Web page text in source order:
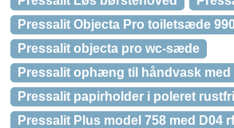
Pressalit Objecta Pro toiletsæde
Pressalit objecta pro wc-sæde
Pressalit ophæng til håndvask med
Pressalit papirholder i poleret
Pressalit Plus model 758 med